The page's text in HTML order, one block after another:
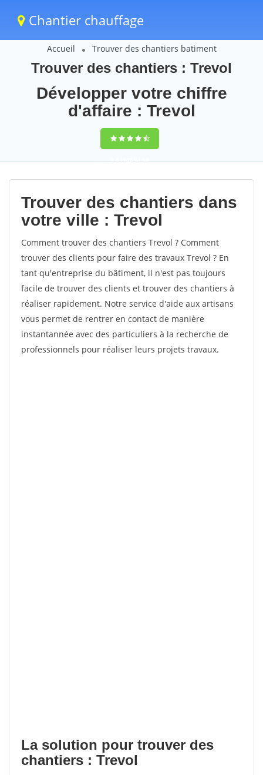
Chantier chauffage
Accueil Trouver des chantiers batiment
Trouver des chantiers : Trevol
Développer votre chiffre
d'affaire : Trevol
9,5(100%)58
votes
Trouver des chantiers dans
votre ville : Trevol
Comment trouver des chantiers Trevol ? Comment
trouver des clients pour faire des travaux Trevol ? En
tant qu'entreprise du bâtiment, il n'est pas toujours
facile de trouver des clients et trouver des chantiers à
réaliser rapidement. Notre service d'aide aux artisans
vous permet de rentrer en contact de manière
instantannée avec des particuliers à la recherche de
professionnels pour réaliser leurs projets travaux.
La solution pour trouver des
chantiers : Trevol